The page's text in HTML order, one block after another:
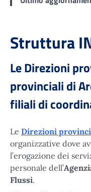
Struttura
Le Direzioni
provinciali di
filiali di
Le Direzioni
organizzative dove
l’erogazione dei
personale dell’
Flussi.